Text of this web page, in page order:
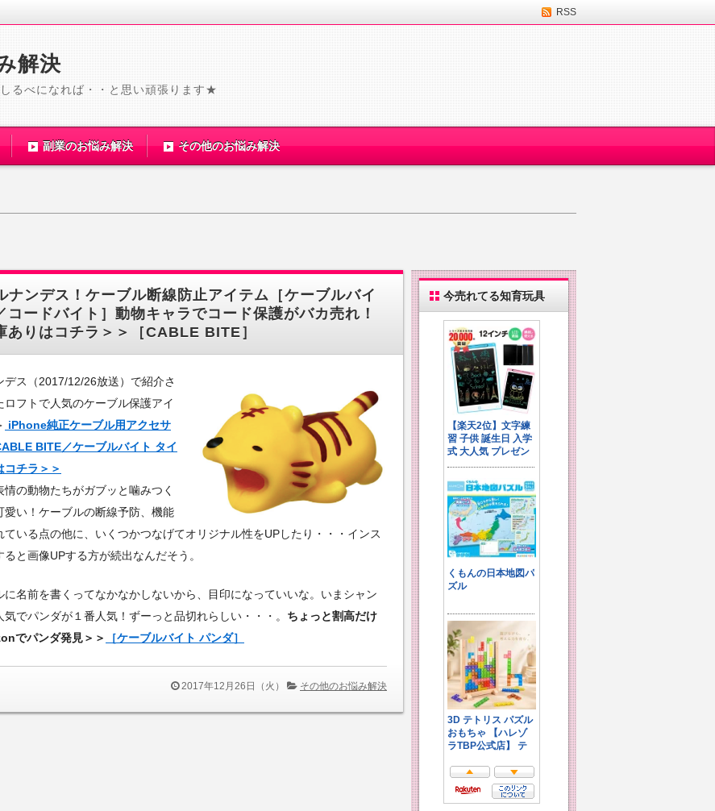
RSS
解決
るべになれば・・と思い頑張ります★
副業のお悩み解決 その他のお悩み解決
ナンデス！ケーブル断線防止アイテム［ケーブルバイ
コードバイト］動物キャラでコード保護がバカ売れ！
ありはコチラ＞＞［CABLE BITE］
デス（2017/12/26放送）で紹介さ
ロフトで人気のケーブル保護アイ
iPhone純正ケーブル用アクセサ
BITE／ケーブルバイト タイ
コチラ＞＞
情の動物たちがガブッと噛みつく
愛い！ケーブルの断線予防、機能
ている点の他に、いくつかつなげてオリジナル性をUPしたり・・・インス
ると画像UPする方が続出なんだそう。
に名前を書くってなかなかしないから、目印になっていいな。いまシャン
気でパンダが１番人気！ずーっと品切れらしい・・・。 ちょっと割高だけ
でパンダ発見＞＞
［ケーブルバイト パンダ］
2017年12月26日（火） その他のお悩み解決
今売れてる知育玩具